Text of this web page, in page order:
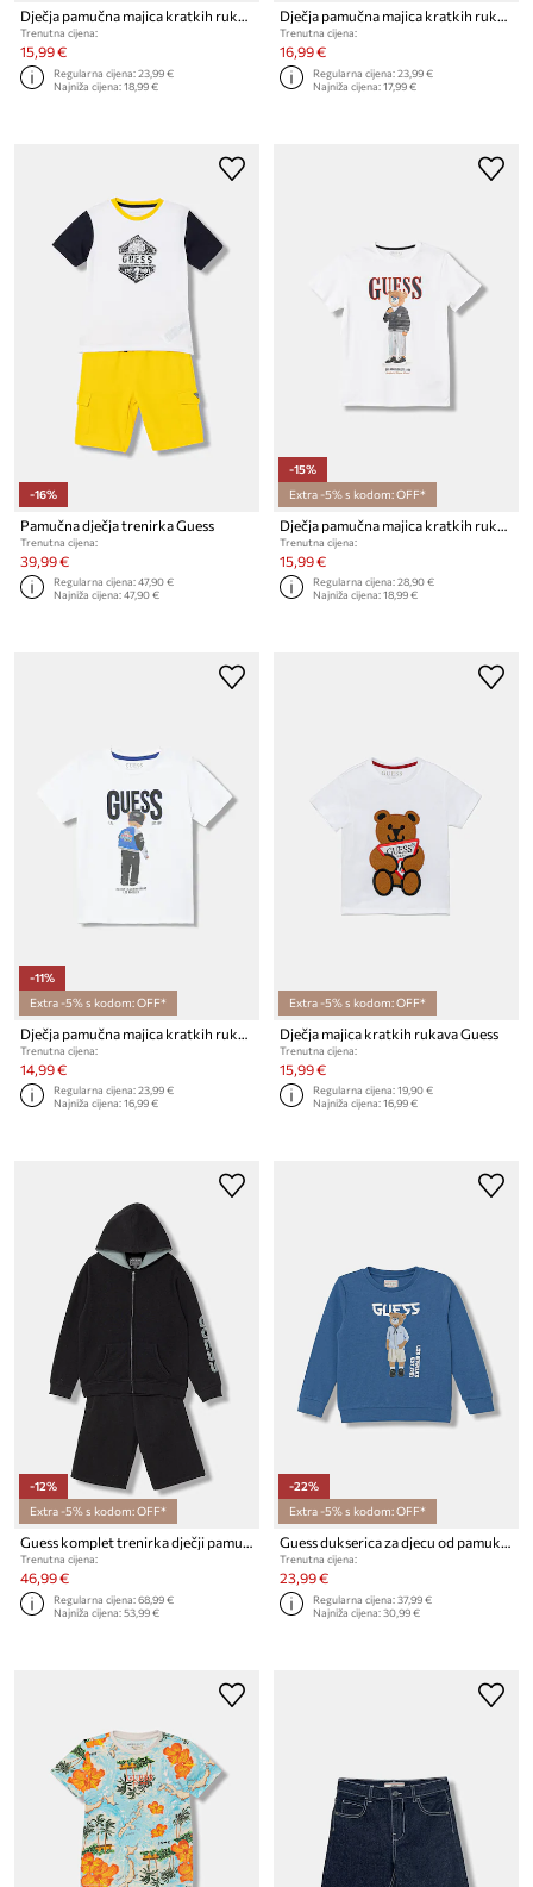
Dječja pamučna majica kratkih rukava Guess
Trenutna cijena:
15,99 €
Regularna cijena:23,99 €
Najniža cijena:18,99 €
Dječja pamučna majica kratkih rukava Guess
Trenutna cijena:
16,99 €
Regularna cijena:23,99 €
Najniža cijena:17,99 €
-16%
Pamučna dječja trenirka Guess
Trenutna cijena:
39,99 €
Regularna cijena:47,90 €
Najniža cijena:47,90 €
-15%
Extra -5% s kodom: OFF*
Trenutna cijena:
15,99 €
Regularna cijena:28,90 €
Najniža cijena:18,99 €
-11%
Extra -5% s kodom: OFF*
Dječja pamučna majica kratkih rukava Guess
Trenutna cijena:
14,99 €
Regularna cijena:23,99 €
Najniža cijena:16,99 €
Extra -5% s kodom: OFF*
Dječja majica kratkih rukava Guess
Trenutna cijena:
15,99 €
Regularna cijena:19,90 €
Najniža cijena:16,99 €
-12%
Extra -5% s kodom: OFF*
Guess komplet trenirka dječji pamukni
Trenutna cijena:
46,99 €
Regularna cijena:68,99 €
Najniža cijena:53,99 €
-22%
Extra -5% s kodom: OFF*
Guess dukserica za djecu od pamuka
Trenutna cijena:
23,99 €
Regularna cijena:37,99 €
Najniža cijena:30,99 €